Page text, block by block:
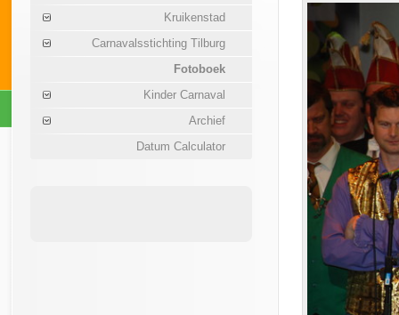
Kruikenstad
Carnavalsstichting Tilburg
Fotoboek
Kinder Carnaval
Archief
Datum Calculator